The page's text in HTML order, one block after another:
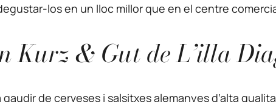
los en un lloc millor que en el centre
Kurz & Gut de L’illa
de cerveses i salsitxes alemanyes d’alta